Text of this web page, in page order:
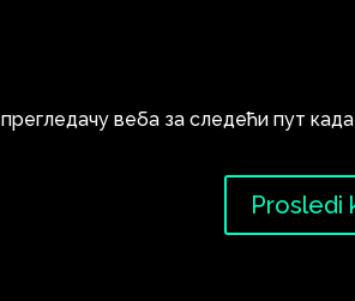
веба за следећи пут када